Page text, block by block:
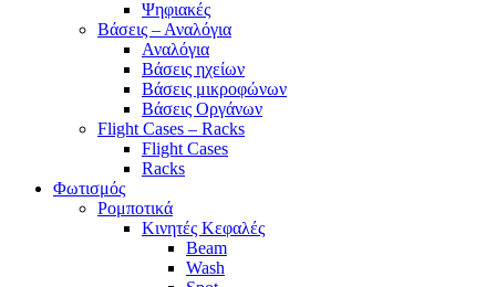
Ψηφιακές
Βάσεις – Αναλόγια
Αναλόγια
Βάσεις ηχείων
Βάσεις μικροφώνων
Βάσεις Οργάνων
Flight Cases – Racks
Flight Cases
Racks
Φωτισμός
Ρομποτικά
Κινητές Κεφαλές
Beam
Wash